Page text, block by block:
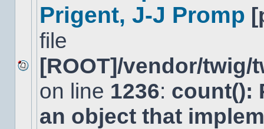
Aucun
nouveau
message
Prigent, J-J Promp
file
[ROOT]/vendor/
on line 1236: count():
an object that